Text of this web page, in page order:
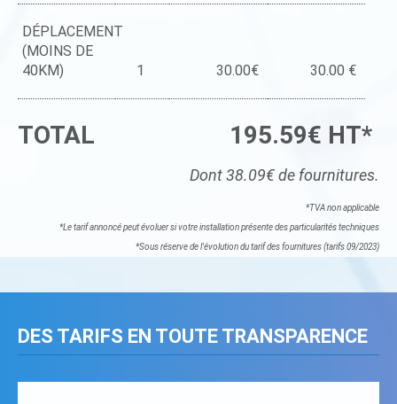
DÉPLACEMENT
(MOINS DE
40KM)
1 30.00€ 30.00 €
TOTAL 195.59€ HT*
Dont 38.09€ de fournitures.
*TVA non applicable
*Le tarif annoncé peut évoluer si votre installation présente des particularités techniques
*Sous réserve de l'évolution du tarif des fournitures (tarifs 09/2023)
DES TARIFS EN TOUTE TRANSPARENCE